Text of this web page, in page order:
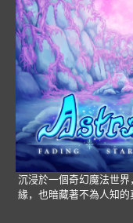
沉浸於一個奇幻魔法世
緣，也暗藏著不為人知